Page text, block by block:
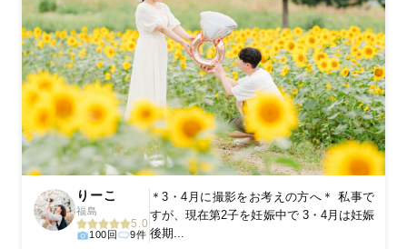
りーこ
福島
5.0
100回 9件
＊3・4月に撮影をお考えの方へ＊ 私事で
すが、現在第2子を妊娠中で 3・4月は妊娠
後期...